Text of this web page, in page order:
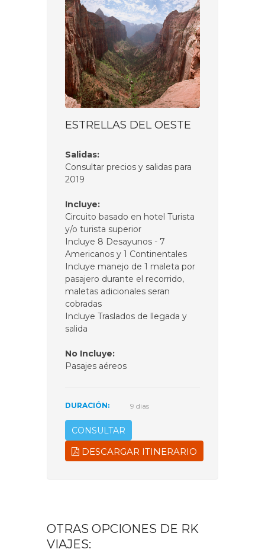
ESTRELLAS DEL OESTE
Salidas:
Consultar precios y salidas para
2019
Incluye:
Circuito basado en hotel Turista
y/o turista superior
Incluye 8 Desayunos - 7
Americanos y 1 Continentales
Incluye manejo de 1 maleta por
pasajero durante el recorrido,
maletas adicionales seran
cobradas
Incluye Traslados de llegada y
salida
No Incluye:
Pasajes aéreos
DURACIÓN: 9 dias
CONSULTAR
DESCARGAR ITINERARIO
OTRAS OPCIONES DE RK
VIAJES: